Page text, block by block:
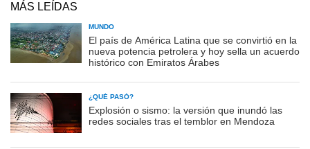
MÁS LEÍDAS
MUNDO
El país de América Latina que se convirtió en la
nueva potencia petrolera y hoy sella un acuerdo
histórico con Emiratos Árabes
¿QUÉ PASÓ?
Explosión o sismo: la versión que inundó las
redes sociales tras el temblor en Mendoza